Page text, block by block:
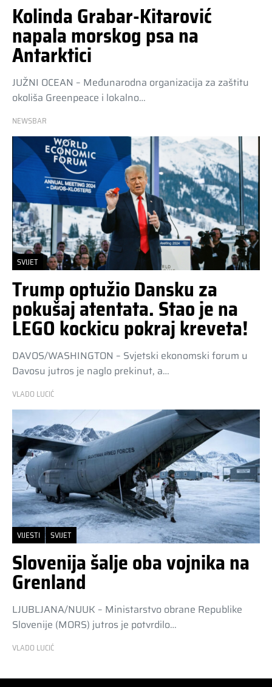
Kolinda Grabar-Kitarović
napala morskog psa na
Antarktici
JUŽNI OCEAN – Međunarodna organizacija za zaštitu
okoliša Greenpeace i lokalno…
NEWSBAR
SVIJET
Trump optužio Dansku za
pokušaj atentata. Stao je na
LEGO kockicu pokraj kreveta!
DAVOS/WASHINGTON – Svjetski ekonomski forum u
Davosu jutros je naglo prekinut, a…
VLADO LUCIĆ
VIJESTI SVIJET
Slovenija šalje oba vojnika na
Grenland
LJUBLJANA/NUUK – Ministarstvo obrane Republike
Slovenije (MORS) jutros je potvrdilo…
VLADO LUCIĆ